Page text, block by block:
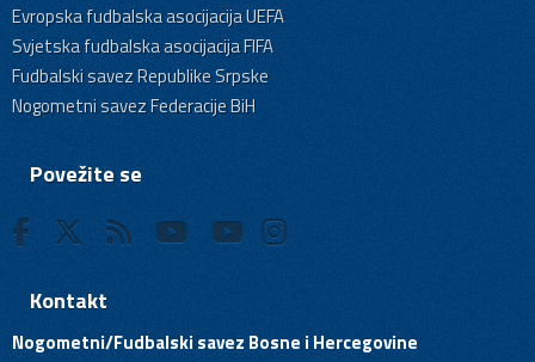
Evropska fudbalska asocijacija UEFA
Svjetska fudbalska asocijacija FIFA
Fudbalski savez Republike Srpske
Nogometni savez Federacije BiH
Povežite se
Kontakt
Nogometni/Fudbalski savez Bosne i Hercegovine